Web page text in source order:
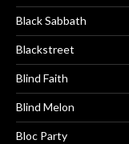
Black Sabbath
Blackstreet
Blind Faith
Blind Melon
Bloc Party